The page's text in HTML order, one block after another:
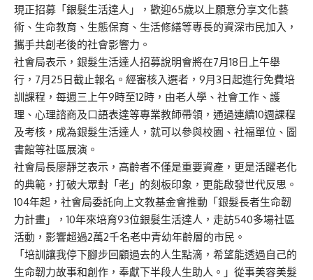
現正招募「銀髮生活達人」，歡迎65歲以上願意分享文化藝
術、生命教育、生態保育、生活修繕等專長的資深市民加入，
攜手共創老後的社會影響力。
社會局表示，銀髮生活達人招募說明會將在7月18日上午舉
行，7月25日截止報名。經審核入選者，9月3日起進行免費培
訓課程，每週三上午9時至12時，由老人學、社會工作、護
理、心理諮商及口語表達等專業教師帶領，通過連續10週課程
及考核，成為銀髮生活達人，就可以參與校園、社福單位、圖
書館等社區展演。
社會局長廖靜芝表示，高齡者不僅是重要資產，更是活躍老化
的典範，打破大眾對「老」的刻板印象，更能啟發世代反思。
104年起，社會局委託向上文教基金會推動「銀髮長者生命韌
力計畫」，10年來培育93位銀髮生活達人，走訪540多場社區
活動，影響超過2萬2千名老中青幼年齡層的市民。
「培訓讓我停下腳步回顧過去的人生點滴，希望能透過自己的
生命韌力故事和創作，奉獻下半段人生助人。」從事美容美髮